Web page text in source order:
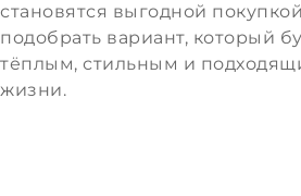
становятся выгодной
подобрать вариант, который
тёплым, стильным и
жизни.